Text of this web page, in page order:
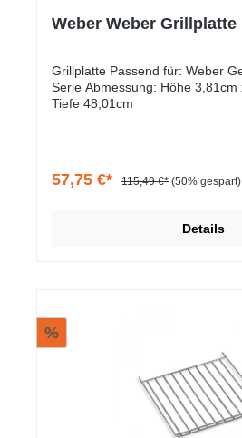
Weber Weber Grillplatte
Grillplatte Passend für: Weber Genesis II 400-/600-
Serie Abmessung: Höhe 3,81cm x Breite 33,53cm x
Tiefe 48,01cm
57,75 €* 115,49 €* (50% gespart)
Details
%